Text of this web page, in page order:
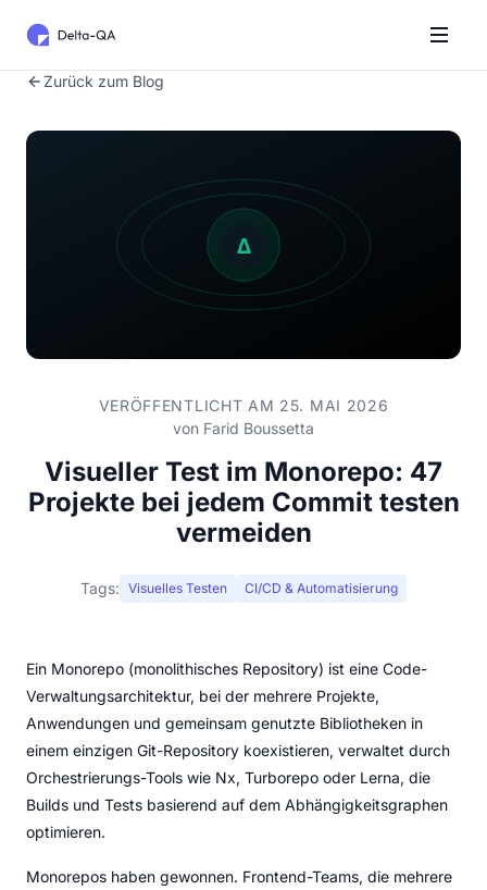
Zurück zum Blog
VERÖFFENTLICHT AM 25. MAI 2026
von Farid Boussetta
Visueller Test im Monorepo: 47
Projekte bei jedem Commit testen
vermeiden
Tags: Visuelles Testen CI/CD & Automatisierung
Ein Monorepo (monolithisches Repository) ist eine Code-
Verwaltungsarchitektur, bei der mehrere Projekte,
Anwendungen und gemeinsam genutzte Bibliotheken in
einem einzigen Git-Repository koexistieren, verwaltet durch
Orchestrierungs-Tools wie Nx, Turborepo oder Lerna, die
Builds und Tests basierend auf dem Abhängigkeitsgraphen
optimieren.
Monorepos haben gewonnen. Frontend-Teams, die mehrere